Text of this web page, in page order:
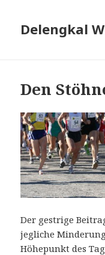
Delengkal
Den
Der gestrige
jegliche
Höhepunkt des